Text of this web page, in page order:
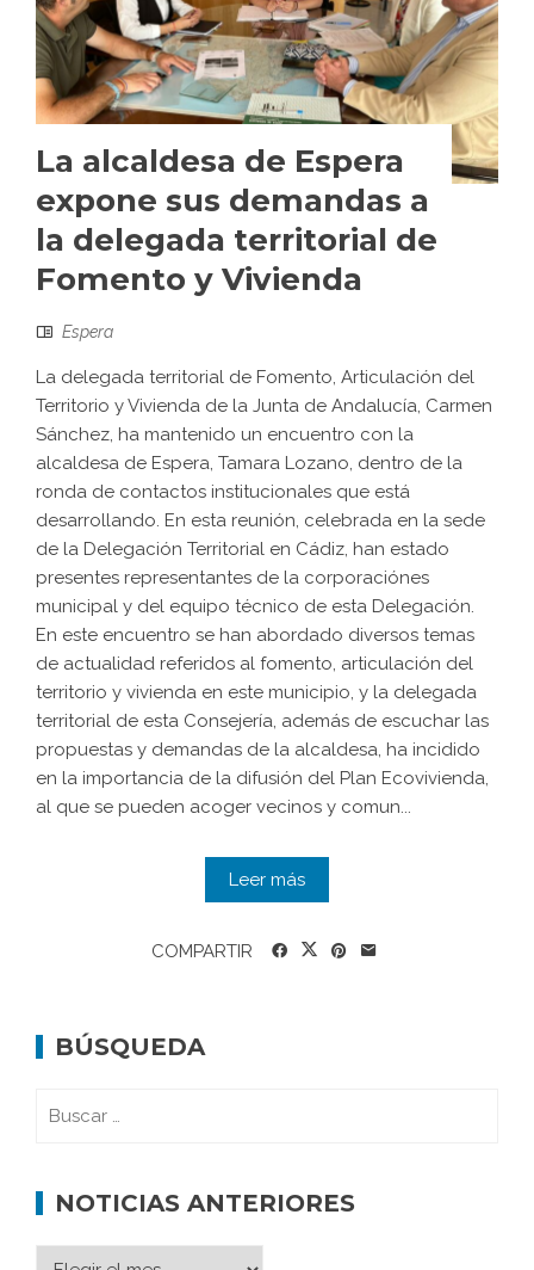
La alcaldesa de Espera
expone sus demandas a
la delegada territorial de
Fomento y Vivienda
Espera
La delegada territorial de Fomento, Articulación del
Territorio y Vivienda de la Junta de Andalucía, Carmen
Sánchez, ha mantenido un encuentro con la
alcaldesa de Espera, Tamara Lozano, dentro de la
ronda de contactos institucionales que está
desarrollando. En esta reunión, celebrada en la sede
de la Delegación Territorial en Cádiz, han estado
presentes representantes de la corporaciónes
municipal y del equipo técnico de esta Delegación.
En este encuentro se han abordado diversos temas
de actualidad referidos al fomento, articulación del
territorio y vivienda en este municipio, y la delegada
territorial de esta Consejería, además de escuchar las
propuestas y demandas de la alcaldesa, ha incidido
en la importancia de la difusión del Plan Ecovivienda,
al que se pueden acoger vecinos y comun...
Leer más
COMPARTIR
BÚSQUEDA
NOTICIAS ANTERIORES